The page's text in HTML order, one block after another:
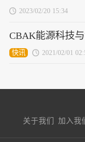
2023/02/20 15:34
CBAK能源科技
快讯 2021/02/01
关于我们 加入我
接扔简